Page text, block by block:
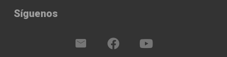
Síguenos